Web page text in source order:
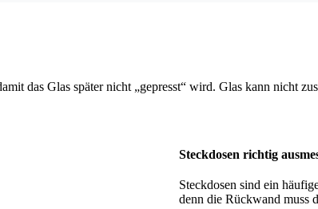
das Glas später nicht „gepresst“ wird. Glas kann nicht
Steckdosen richtig
Steckdosen sind ein
denn die Rückwand muss